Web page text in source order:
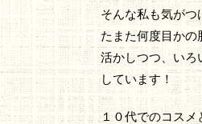
そんな私も気がつ
たまた何度目かの
活かしつつ、いろ
しています！
１０代でのコス